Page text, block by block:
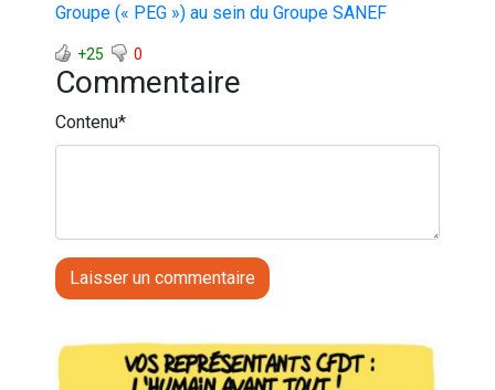
Groupe (« PEG ») au sein du Groupe SANEF
+25 0
Commentaire
Contenu*